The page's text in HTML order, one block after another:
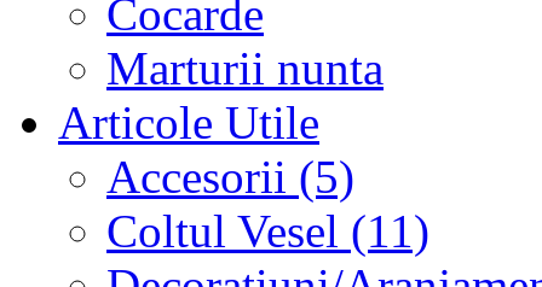
Cocarde
Marturii nunta
Articole Utile
Accesorii (5)
Coltul Vesel (11)